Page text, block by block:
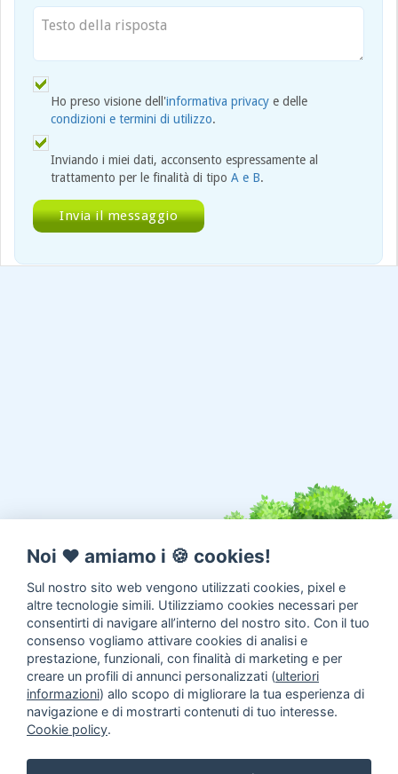
Ho preso visione dell'informativa privacy e delle
condizioni e termini di utilizzo.
Inviando i miei dati, acconsento espressamente al
trattamento per le finalità di tipo A e B.
Noi ♥️ amiamo i 🍪 cookies!
Sul nostro sito web vengono utilizzati cookies, pixel e
altre tecnologie simili. Utilizziamo cookies necessari per
consentirti di navigare all’interno del nostro sito. Con il tuo
consenso vogliamo attivare cookies di analisi e
prestazione, funzionali, con finalità di marketing e per
creare un profili di annunci personalizzati (ulteriori
informazioni) allo scopo di migliorare la tua esperienza di
navigazione e di mostrarti contenuti di tuo interesse.
Cookie policy.